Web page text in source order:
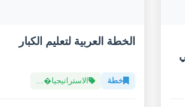
الخطة العربية لتعليم الكبار
خطة الاستراتيجيا�...